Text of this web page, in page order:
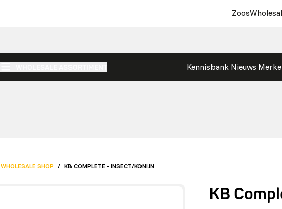
Zoos
Kennisbank Nieuws
WHOLESALE SHOP / KB COMPLETE - INSECT/KONIJN
KB